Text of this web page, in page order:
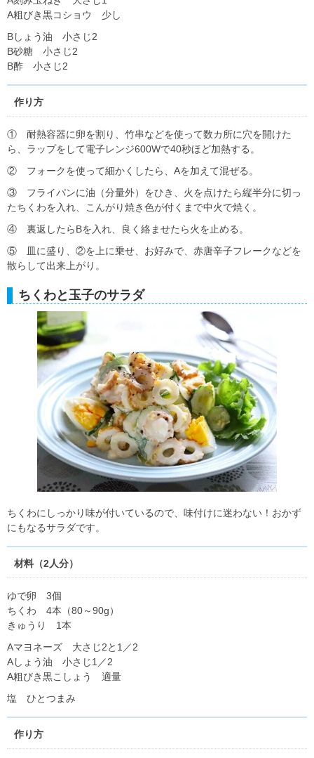
A粗びき黒コショウ 少し
Bしょう油 小さじ2
B砂糖 小さじ2
B酢 小さじ2
作り方
① 耐熱容器に卵を割り、竹串などを使って数カ所に穴を開けた
ら、ラップをして電子レンジ600Wで40秒ほど加熱する。
② フォークを使って細かくしたら、Aを加えて混ぜる。
③ フライパンに油（分量外）をひき、火を点けたら縦半分に切っ
たちくわを入れ、こんがり焼き色が付くまで中火で焼く。
④ 裏返したらBを入れ、良く絡ませたら火を止める。
⑤ 皿に盛り、②を上に乗せ、お好みで、赤唐辛子フレークなどを
散らして出来上がり。
ちくわと玉子のサラダ
ちくわにしっかり味が付いているので、味付けに迷わない！おかず
にもなるサラダです。
材料（2人分）
ゆで卵 3個
ちくわ 4本（80～90g）
きゅうり 1本
Aマヨネーズ 大さじ2と1／2
Aしょう油 小さじ1／2
A粗びき黒こしょう 適量
塩 ひとつまみ
作り方